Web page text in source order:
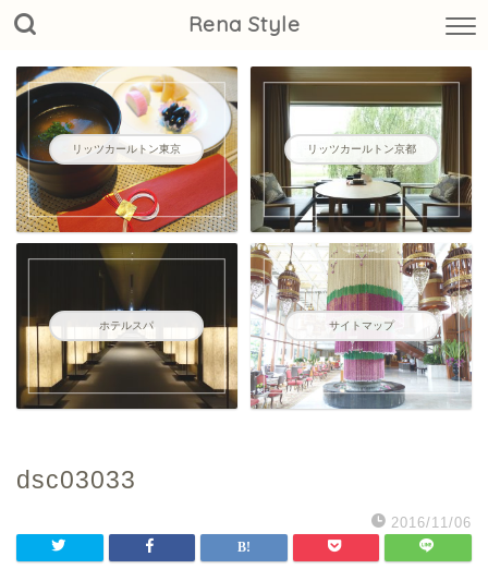
Rena Style
リッツカールトン東京 リッツカールトン京都
ホテルスパ サイトマップ
dsc03033
2016/11/06